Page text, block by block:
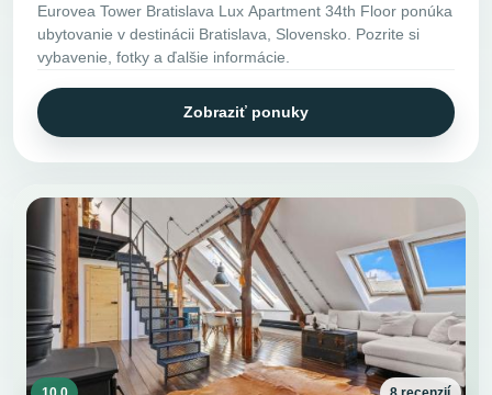
Eurovea Tower Bratislava Lux Apartment 34th Floor ponúka
ubytovanie v destinácii Bratislava, Slovensko. Pozrite si
vybavenie, fotky a ďalšie informácie.
Zobraziť ponuky